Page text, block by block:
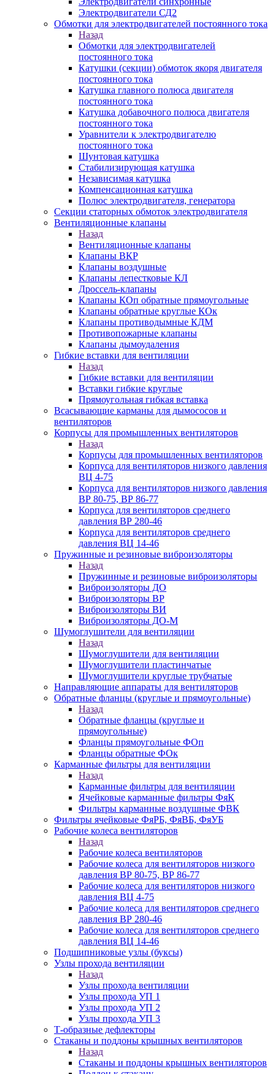
Электродвигатели СД2
Обмотки для электродвигателей постоянного тока
Назад
Обмотки для электродвигателей
постоянного тока
Катушки (секции) обмоток якоря двигателя
постоянного тока
Катушка главного полюса двигателя
постоянного тока
Катушка добавочного полюса двигателя
постоянного тока
Уравнители к электродвигателю
постоянного тока
Шунтовая катушка
Стабилизирующая катушка
Независимая катушка
Компенсационная катушка
Полюс электродвигателя, генератора
Секции статорных обмоток электродвигателя
Вентиляционные клапаны
Назад
Вентиляционные клапаны
Клапаны ВКР
Клапаны воздушные
Клапаны лепестковые КЛ
Дроссель-клапаны
Клапаны КОп обратные прямоугольные
Клапаны обратные круглые КОк
Клапаны противодымные КДМ
Противопожарные клапаны
Клапаны дымоудаления
Гибкие вставки для вентиляции
Назад
Гибкие вставки для вентиляции
Вставки гибкие круглые
Прямоугольная гибкая вставка
Всасывающие карманы для дымососов и
вентиляторов
Корпусы для промышленных вентиляторов
Назад
Корпусы для промышленных вентиляторов
Корпуса для вентиляторов низкого давления
ВЦ 4-75
Корпуса для вентиляторов низкого давления
ВР 80-75, ВР 86-77
Корпуса для вентиляторов среднего
давления ВР 280-46
Корпуса для вентиляторов среднего
давления ВЦ 14-46
Пружинные и резиновые виброизоляторы
Назад
Пружинные и резиновые виброизоляторы
Виброизоляторы ДО
Виброизоляторы ВР
Виброизоляторы ВИ
Виброизоляторы ДО-М
Шумоглушители для вентиляции
Назад
Шумоглушители для вентиляции
Шумоглушители пластинчатые
Шумоглушители круглые трубчатые
Направляющие аппараты для вентиляторов
Обратные фланцы (круглые и прямоугольные)
Назад
Обратные фланцы (круглые и
прямоугольные)
Фланцы прямоугольные ФОп
Фланцы обратные ФОк
Карманные фильтры для вентиляции
Назад
Карманные фильтры для вентиляции
Ячейковые карманные фильтры ФяК
Фильтры карманные воздушные ФВК
Фильтры ячейковые ФяРБ, ФяВБ, ФяУБ
Рабочие колеса вентиляторов
Назад
Рабочие колеса вентиляторов
Рабочие колеса для вентиляторов низкого
давления ВР 80-75, ВР 86-77
Рабочие колеса для вентиляторов низкого
давления ВЦ 4-75
Рабочие колеса для вентиляторов среднего
давления ВР 280-46
Рабочие колеса для вентиляторов среднего
давления ВЦ 14-46
Подшипниковые узлы (буксы)
Узлы прохода вентиляции
Назад
Узлы прохода вентиляции
Узлы прохода УП 1
Узлы прохода УП 2
Узлы прохода УП 3
Т-образные дефлекторы
Стаканы и поддоны крышных вентиляторов
Назад
Стаканы и поддоны крышных вентиляторов